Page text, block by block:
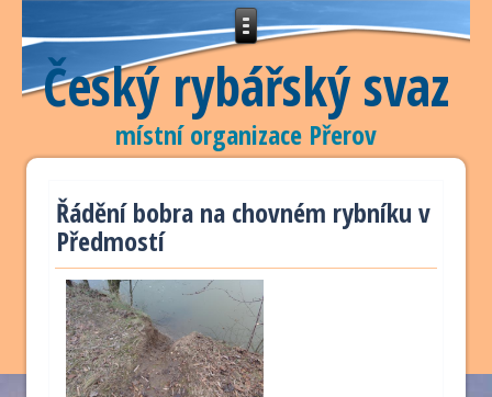
Český rybářský svaz
místní organizace Přerov
Řádění bobra na chovném rybníku v
Předmostí